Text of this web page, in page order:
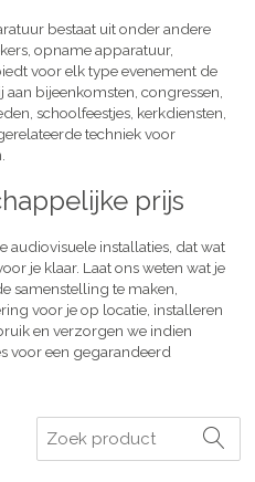
bestaat uit onder andere
opname apparatuur,
voor elk type evenement de
bijeenkomsten, congressen,
schoolfeestjes, kerkdiensten,
techniek voor
prijs
audiovisuele installaties, dat wat
je klaar. Laat ons weten wat je
samenstelling te maken,
voor je op locatie, installeren
en verzorgen we indien
voor een gegarandeerd
Zoeken